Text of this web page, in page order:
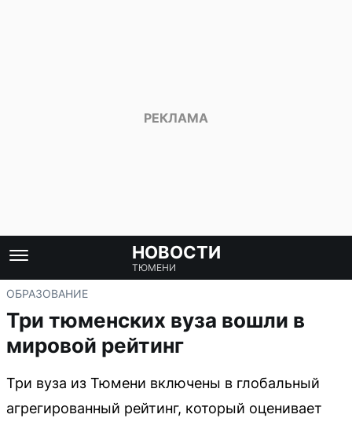
НОВОСТИ
ТЮМЕНИ
ОБРАЗОВАНИЕ
Три тюменских вуза вошли в
мировой рейтинг
Три вуза из Тюмени включены в глобальный
агрегированный рейтинг, который оценивает